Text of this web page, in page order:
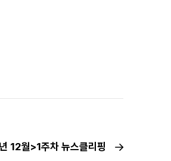
12월>1주차 뉴스클리핑